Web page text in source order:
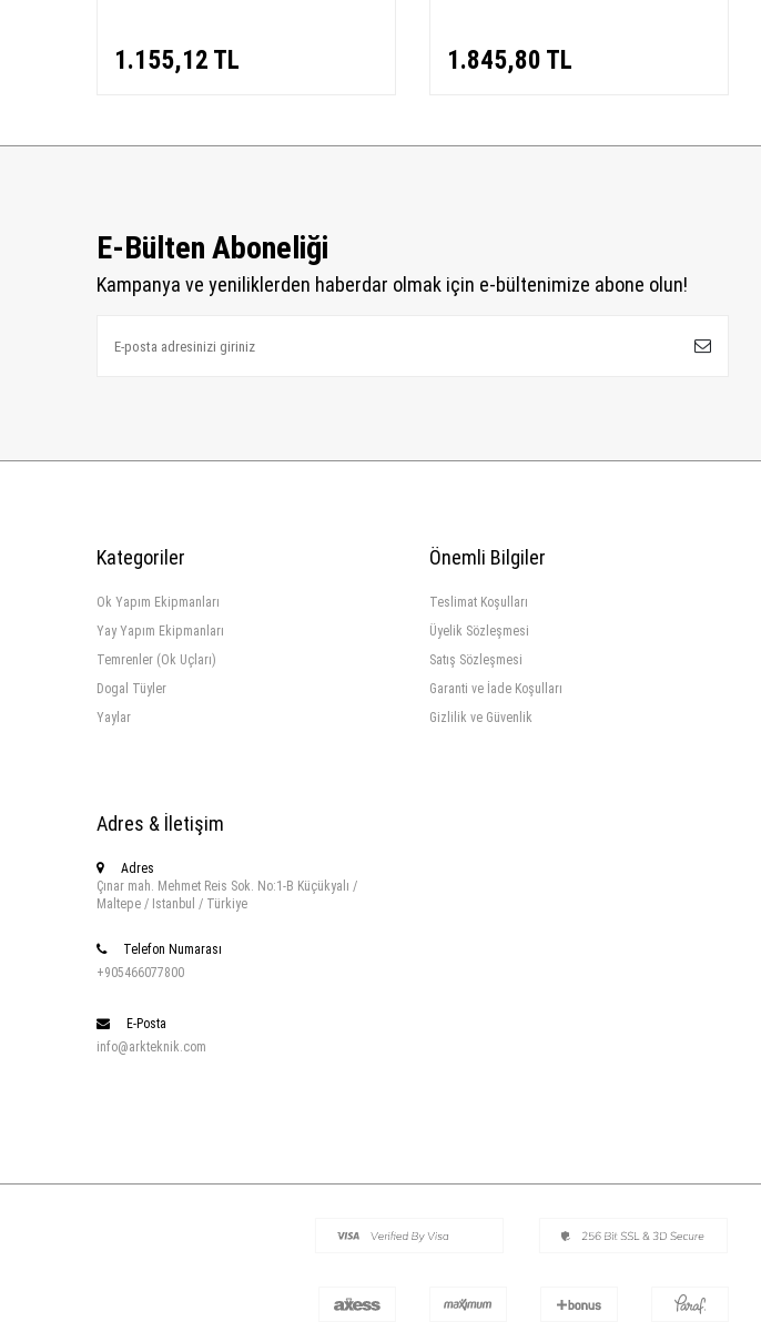
1.155,12 TL 1.845,80 TL
E-Bülten Aboneliği
Kampanya ve yeniliklerden haberdar olmak için e-bültenimize abone olun!
Kategoriler
Ok Yapım Ekipmanları
Yay Yapım Ekipmanları
Temrenler (Ok Uçları)
Dogal Tüyler
Yaylar
Önemli Bilgiler
Teslimat Koşulları
Üyelik Sözleşmesi
Satış Sözleşmesi
Garanti ve İade Koşulları
Gizlilik ve Güvenlik
Adres & İletişim
Adres
Çınar mah. Mehmet Reis Sok. No:1-B Küçükyalı /
Maltepe / Istanbul / Türkiye
Telefon Numarası
+905466077800
E-Posta
info@arkteknik.com